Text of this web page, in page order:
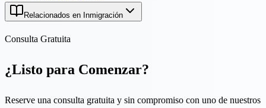
Relacionados en Inmigración
Consulta Gratuita
¿Listo para Comenzar?
Reserve una consulta gratuita y sin compromiso con uno de nuestros